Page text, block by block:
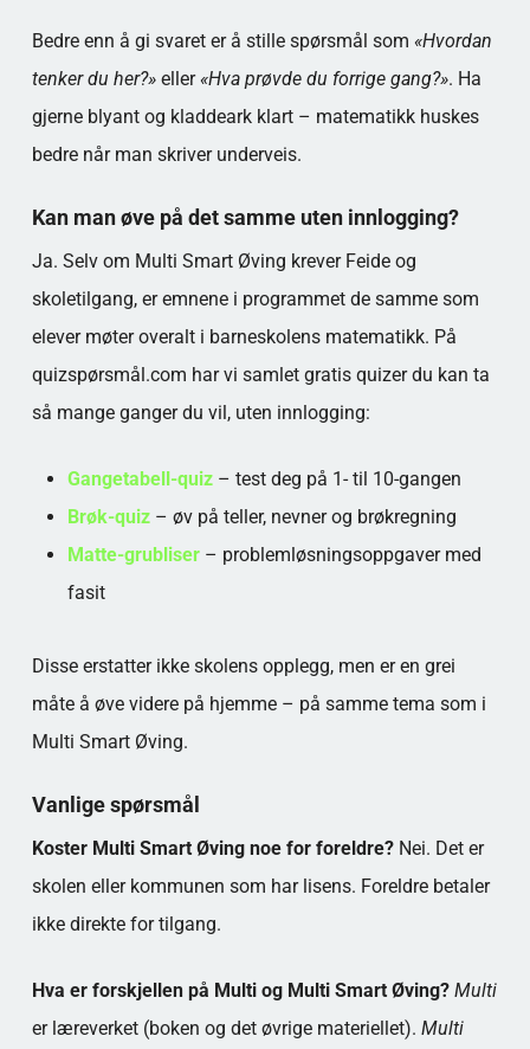
Bedre enn å gi svaret er å stille spørsmål som «Hvordan
tenker du her?»eller«Hva prøvde du forrige gang?». Ha
gjerne blyant og kladdeark klart – matematikk huskes
bedre når man skriver underveis.
Kan man øve på det samme uten innlogging?
Ja. Selv om Multi Smart Øving krever Feide og
skoletilgang, er emnene i programmet de samme som
elever møter overalt i barneskolens matematikk. På
quizspørsmål.com har vi samlet gratis quizer du kan ta
så mange ganger du vil, uten innlogging:
Gangetabell-quiz – test deg på 1- til 10-gangen
Brøk-quiz– øv på teller, nevner og brøkregning
Matte-grubliser– problemløsningsoppgaver med
fasit
Disse erstatter ikke skolens opplegg, men er en grei
måte å øve videre på hjemme – på samme tema som i
Multi Smart Øving.
Vanlige spørsmål
Koster Multi Smart Øving noe for foreldre?Nei. Det er
skolen eller kommunen som har lisens. Foreldre betaler
ikke direkte for tilgang.
Hva er forskjellen på Multi og Multi Smart Øving? Multi
er læreverket (boken og det øvrige materiellet). Multi